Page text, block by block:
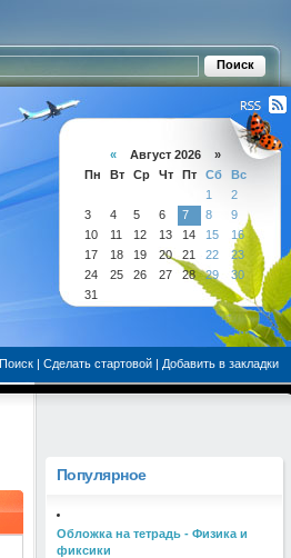
« Август 2026 »
Пн
Вт Ср Чт Пт Сб
Вс
1
2
3
4 5 6 7 8
9
10
11 12 13 14 15
16
17
18 19 20 21 22
23
24
25 26 27 28 29
30
31
Поиск | Сделать стартовой | Добавить в закладки
Популярное
Обложка на тетрадь - Физика и
фиксики